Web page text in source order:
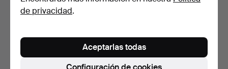
Estimación
de privacidad.
Aceptarlas todas